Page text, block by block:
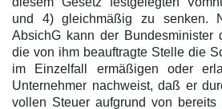
und 4) gleichmäßig zu senken.
AbsichG kann der Bundesminister
die von ihm beauftragte Stelle die
im Einzelfall ermäßigen oder
Unternehmer nachweist, daß er
vollen Steuer aufgrund von bereits